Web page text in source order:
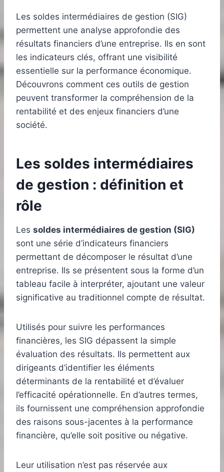
Les soldes intermédiaires de gestion (SIG)
permettent une analyse approfondie des
résultats financiers d’une entreprise. Ils en sont
les indicateurs clés, offrant une visibilité
essentielle sur la performance économique.
Découvrons comment ces outils de gestion
peuvent transformer la compréhension de la
rentabilité et des enjeux financiers d’une
société.
Les soldes intermédiaires
de gestion : définition et
rôle
Les soldes intermédiaires de gestion (SIG)
sont une série d’indicateurs financiers
permettant de décomposer le résultat d’une
entreprise. Ils se présentent sous la forme d’un
tableau facile à interpréter, ajoutant une valeur
significative au traditionnel compte de résultat.
Utilisés pour suivre les performances
financières, les SIG dépassent la simple
évaluation des résultats. Ils permettent aux
dirigeants d’identifier les éléments
déterminants de la rentabilité et d’évaluer
l’efficacité opérationnelle. En d’autres termes,
ils fournissent une compréhension approfondie
des raisons sous-jacentes à la performance
financière, qu’elle soit positive ou négative.
Leur utilisation n’est pas réservée aux